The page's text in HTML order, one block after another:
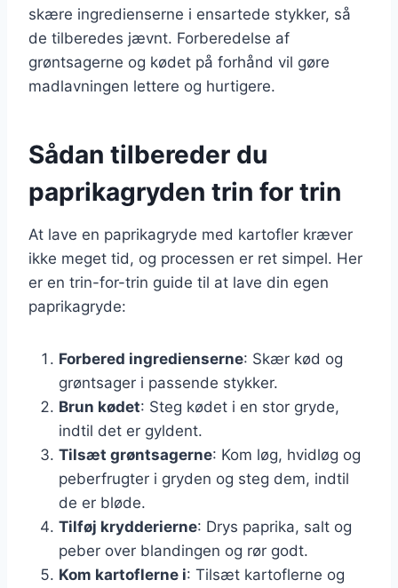
skære ingredienserne i ensartede stykker, så
de tilberedes jævnt. Forberedelse af
grøntsagerne og kødet på forhånd vil gøre
madlavningen lettere og hurtigere.
Sådan tilbereder du
paprikagryden trin for trin
At lave en paprikagryde med kartofler kræver
ikke meget tid, og processen er ret simpel. Her
er en trin-for-trin guide til at lave din egen
paprikagryde:
Forbered ingredienserne: Skær kød og
grøntsager i passende stykker.
Brun kødet: Steg kødet i en stor gryde,
indtil det er gyldent.
Tilsæt grøntsagerne: Kom løg, hvidløg og
peberfrugter i gryden og steg dem, indtil
de er bløde.
Tilføj krydderierne: Drys paprika, salt og
peber over blandingen og rør godt.
Kom kartoflerne i: Tilsæt kartoflerne og